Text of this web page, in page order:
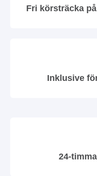
Fri körsträcka
Inklusive
24-